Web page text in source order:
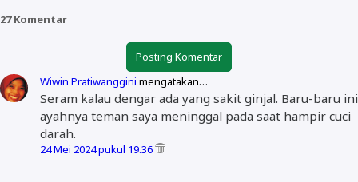
27 Komentar
Posting Komentar
Wiwin Pratiwanggini mengatakan…
Seram kalau dengar ada yang sakit ginjal. Baru-baru ini
ayahnya teman saya meninggal pada saat hampir cuci
darah.
24 Mei 2024 pukul 19.36